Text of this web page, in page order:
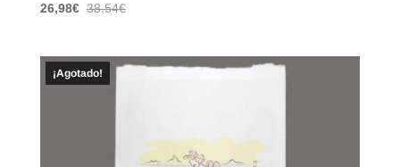
26,98€ 38,54€
¡Agotado!